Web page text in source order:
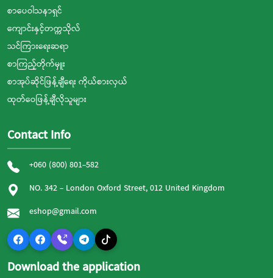
စာပေဝါသနာရှင်
ကျောင်းနှင့်တက္ကသိုလ်
သင်ကြားရေးဆရာ
စာကြည့်တိုက်မှူး
စာအုပ်ဆိုင်ဖြန့်ချီရေး ကိုယ်စားလှယ်
ထုတ်ဝေဖြန့်ချီလိုသူများ
Contact Info
+060 (800) 801-582
NO. 342 - London Oxford Street, 012 United Kingdom
eshop@gmail.com
Download the application